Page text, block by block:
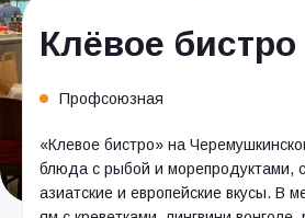
Клёвое бистро
Профсоюзная
«Клевое бистро» на
блюда с рыбой и морепродуктами,
азиатские и европейские вкусы. В